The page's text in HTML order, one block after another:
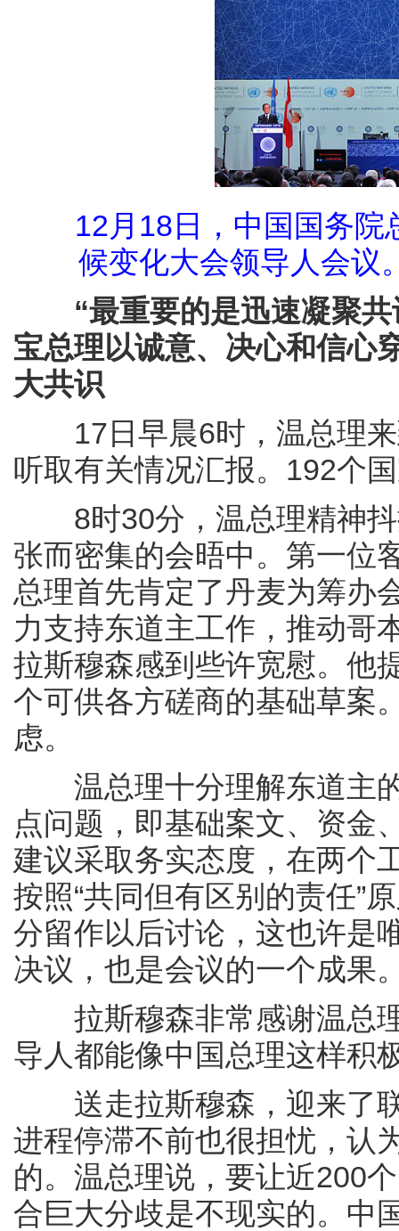
12月18日，中国国务院
候变化大会领导人会议
“最重要的是迅速凝聚
宝总理以诚意、决心和信心
大共识
17日早晨6时，温总理来
听取有关情况汇报。192个
8时30分，温总理精神抖
张而密集的会晤中。第一位
总理首先肯定了丹麦为筹办
力支持东道主工作，推动哥
拉斯穆森感到些许宽慰。他
个可供各方磋商的基础草案
虑。
温总理十分理解东道主的
点问题，即基础案文、资金
建议采取务实态度，在两个
按照“共同但有区别的责任”
分留作以后讨论，这也许是
决议，也是会议的一个成果
拉斯穆森非常感谢温总理
导人都能像中国总理这样积
送走拉斯穆森，迎来了联
进程停滞不前也很担忧，认
的。温总理说，要让近200
合巨大分歧是不现实的。中